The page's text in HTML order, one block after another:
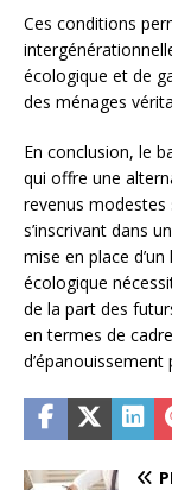
Ces conditions
écologique et de
des ménages
En conclusion, le
qui offre une
revenus
s’inscrivant dans
mise en place
écologique
de la part des
en termes de